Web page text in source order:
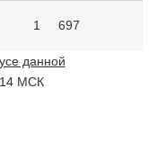
1 697
данной
МСК